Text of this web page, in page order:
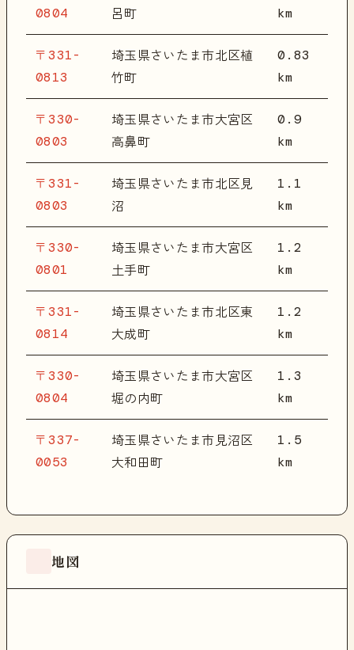
0804 呂町 km
〒331-
0813
埼玉県さいたま市北区植
竹町
0.83
km
〒330-
0803
埼玉県さいたま市大宮区
高鼻町
0.9
km
〒331-
0803
埼玉県さいたま市北区見
沼
1.1
km
〒330-
0801
埼玉県さいたま市大宮区
土手町
1.2
km
〒331-
0814
埼玉県さいたま市北区東
大成町
1.2
km
〒330-
0804
埼玉県さいたま市大宮区
堀の内町
1.3
km
〒337-
0053
埼玉県さいたま市見沼区
大和田町
1.5
km
地図